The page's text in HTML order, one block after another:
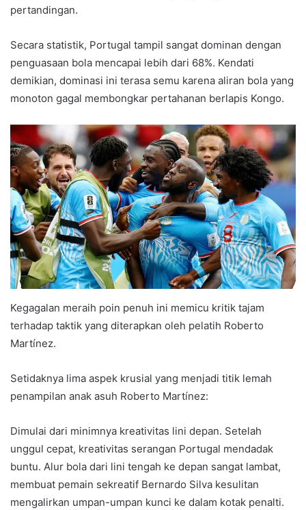
pertandingan.
Secara statistik, Portugal tampil sangat dominan dengan
penguasaan bola mencapai lebih dari 68%. Kendati
demikian, dominasi ini terasa semu karena aliran bola yang
monoton gagal membongkar pertahanan berlapis Kongo.
Kegagalan meraih poin penuh ini memicu kritik tajam
terhadap taktik yang diterapkan oleh pelatih Roberto
Martínez.
Setidaknya lima aspek krusial yang menjadi titik lemah
penampilan anak asuh Roberto Martínez:
Dimulai dari minimnya kreativitas lini depan. Setelah
unggul cepat, kreativitas serangan Portugal mendadak
buntu. Alur bola dari lini tengah ke depan sangat lambat,
membuat pemain sekreatif Bernardo Silva kesulitan
mengalirkan umpan-umpan kunci ke dalam kotak penalti.